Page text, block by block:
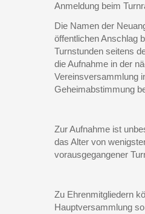
Anmeldung beim
Die Namen der
öffentlichen Anschlag
Turnstunden seitens
die Aufnahme in der
Vereinsversammlung
Geheimabstimmung
Zur Aufnahme ist
das Alter von
vorausgegangener
Zu Ehrenmitgliedern
Hauptversammlung